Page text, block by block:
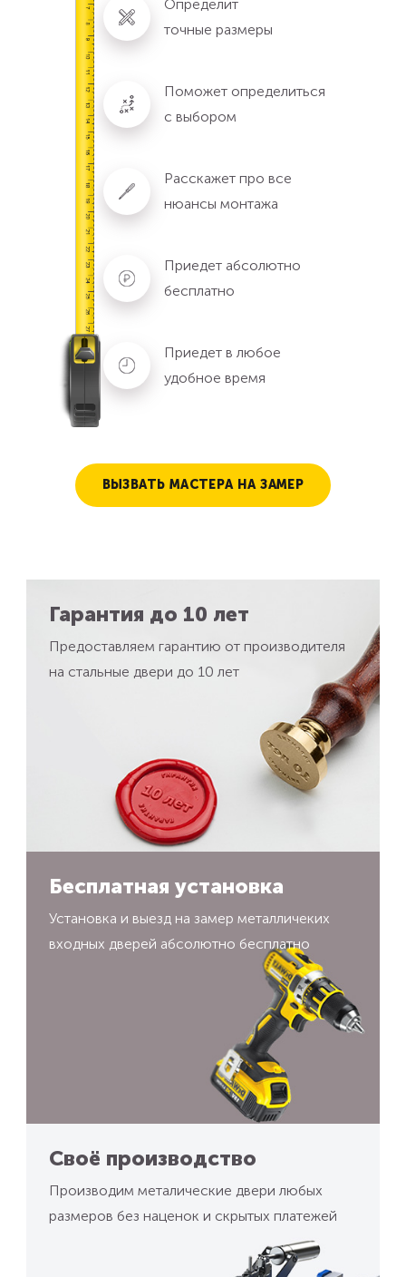
Определит
точные размеры
Поможет определиться
с выбором
Расскажет про все
нюансы монтажа
Приедет абсолютно
бесплатно
Приедет в любое
удобное время
ВЫЗВАТЬ МАСТЕРА НА ЗАМЕР
Гарантия до 10 лет
Предоставляем гарантию от производителя
на стальные двери до 10 лет
Бесплатная установка
Установка и выезд на замер металличеких
входных дверей абсолютно бесплатно
Своё производство
Производим металические двери любых
размеров без наценок и скрытых платежей